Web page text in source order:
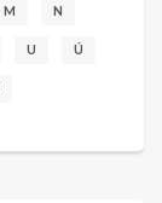
M N
U Ú